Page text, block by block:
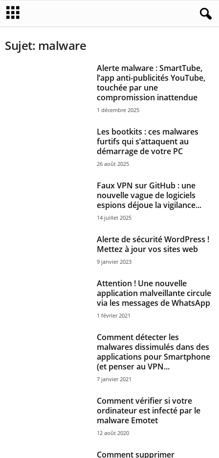
Sujet: malware
Alerte malware : SmartTube,
l’app anti-publicités YouTube,
touchée par une
compromission inattendue
1 décembre 2025
Les bootkits : ces malwares
furtifs qui s’attaquent au
démarrage de votre PC
26 août 2025
Faux VPN sur GitHub : une
nouvelle vague de logiciels
espions déjoue la vigilance...
14 juillet 2025
Alerte de sécurité WordPress !
Mettez à jour vos sites web
9 janvier 2023
Attention ! Une nouvelle
application malveillante circule
via les messages de WhatsApp
1 février 2021
Comment détecter les
malwares dissimulés dans des
applications pour Smartphone
(et penser au VPN...
7 janvier 2021
Comment vérifier si votre
ordinateur est infecté par le
malware Emotet
12 août 2020
Comment supprimer